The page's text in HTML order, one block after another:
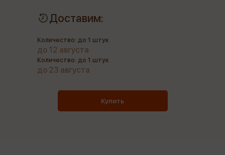
Доставим:
Количество: до 1 штук
до 12 августа
Количество: до 1 штук
до 23 августа
Купить